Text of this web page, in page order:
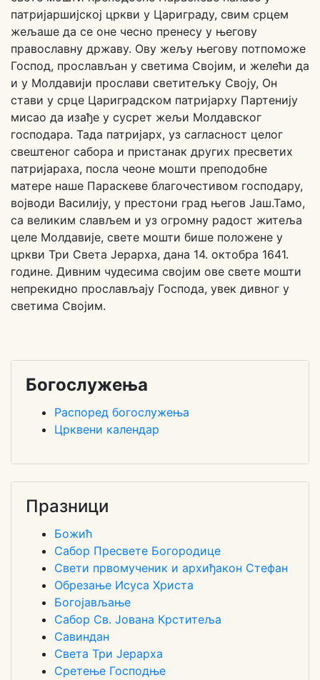
патријаршијској цркви у Цариграду, свим срцем
жељаше да се оне чесно пренесу у његову
православну државу. Ову жељу његову потпоможе
Господ, прослављан у светима Својим, и желећи да
и у Молдавији прослави светитељку Своју, Он
стави у срце Цариградском патријарху Партенију
мисао да изађе у сусрет жељи Молдавског
господара. Тада патријарх, уз сагласност целог
свештеног сабора и пристанак других пресветих
патријараха, посла чеоне мошти преподобне
матере наше Параскеве благочестивом господару,
војводи Василију, у престони град његов Јаш.Тамо,
са великим слављем и уз огромну радост житеља
целе Молдавије, свете мошти бише положене у
цркви Три Света Јерарха, дана 14. октобра 1641.
године. Дивним чудесима својим ове свете мошти
непрекидно прослављају Господа, увек дивног у
светима Својим.
Богослужења
Распоред богослужења
Црквени календар
Празници
Божић
Сабор Пресвете Богородице
Свети првомученик и архиђакон Стефан
Обрезање Исуса Христа
Богојављање
Сабор Св. Јована Крститеља
Савиндан
Света Три Јерарха
Сретење Господње